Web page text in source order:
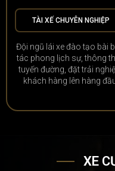
TÀI XẾ CHUYÊN NGHIỆP
Đội ngũ lái xe đào tạo bài
tác phong lịch sự, thông
tuyến đường, đặt trải
khách hàng lên hàng
XE